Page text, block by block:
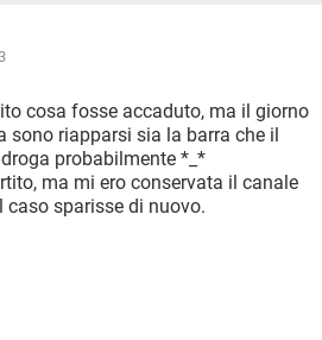
cosa fosse accaduto, ma il giorno
sono riapparsi sia la barra che il
probabilmente *_*
ma mi ero conservata il canale
caso sparisse di nuovo.